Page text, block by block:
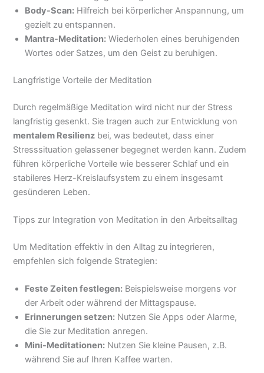
Body-Scan: Hilfreich bei körperlicher Anspannung, um
gezielt zu entspannen.
Mantra-Meditation: Wiederholen eines beruhigenden
Wortes oder Satzes, um den Geist zu beruhigen.
Langfristige Vorteile der Meditation
Durch regelmäßige Meditation wird nicht nur der Stress
langfristig gesenkt. Sie tragen auch zur Entwicklung von
mentalem Resilienz bei, was bedeutet, dass einer
Stresssituation gelassener begegnet werden kann. Zudem
führen körperliche Vorteile wie besserer Schlaf und ein
stabileres Herz-Kreislaufsystem zu einem insgesamt
gesünderen Leben.
Tipps zur Integration von Meditation in den Arbeitsalltag
Um Meditation effektiv in den Alltag zu integrieren,
empfehlen sich folgende Strategien:
Feste Zeiten festlegen: Beispielsweise morgens vor
der Arbeit oder während der Mittagspause.
Erinnerungen setzen: Nutzen Sie Apps oder Alarme,
die Sie zur Meditation anregen.
Mini-Meditationen: Nutzen Sie kleine Pausen, z.B.
während Sie auf Ihren Kaffee warten.